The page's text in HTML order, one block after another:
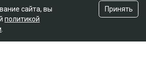
сайта, вы
политикой
Принять